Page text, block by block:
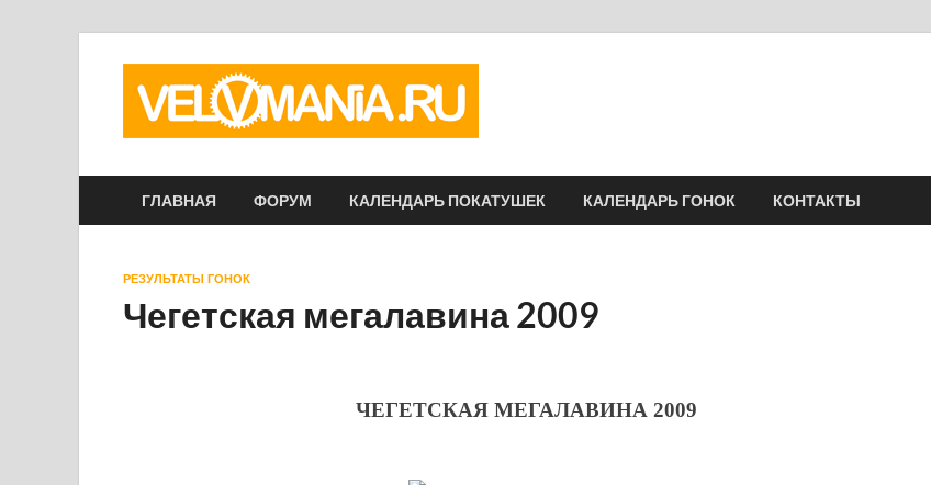
ГЛАВНАЯ ФОРУМ КАЛЕНДАРЬ ПОКАТУШЕК КАЛЕНДАРЬ ГОНОК КОНТАКТЫ
РЕЗУЛЬТАТЫ ГОНОК
Чегетская мегалавина 2009
ЧЕГЕТСКАЯ МЕГАЛАВИНА 2009